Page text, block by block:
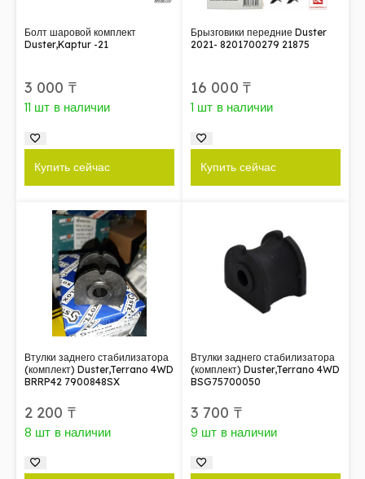
Болт шаровой комплект
Duster,Kaptur -21
3 000 ₸
11 шт в наличии
Купить сейчас
Брызговики передние Duster
2021- 8201700279 21875
16 000 ₸
1 шт в наличии
Купить сейчас
Втулки заднего стабилизатора
(комплект) Duster,Terrano 4WD
BRRP42 7900848SX
2 200 ₸
8 шт в наличии
Втулки заднего стабилизатора
(комплект) Duster,Terrano 4WD
BSG75700050
3 700 ₸
9 шт в наличии